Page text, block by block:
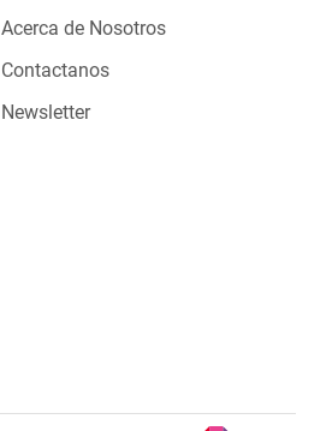
Acerca de Nosotros
Contactanos
Newsletter